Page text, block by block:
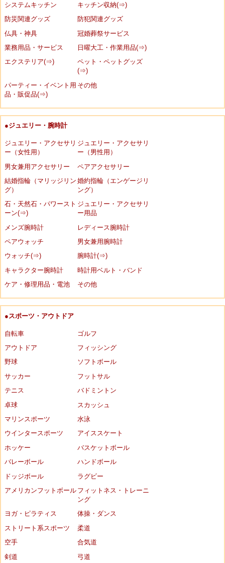
システムキッチン
キッチン収納(⇒)
防災関連グッズ
防犯関連グッズ
仏具・神具
冠婚葬祭サービス
業務用品・サービス
日曜大工・作業用品(⇒)
エクステリア(⇒)
ペット・ペットグッズ
(⇒)
パーティー・イベント用
品・販促品(⇒)
その他
●ジュエリー・腕時計
ジュエリー・アクセサリ
ー（女性用）
ジュエリー・アクセサリ
ー（男性用）
男女兼用アクセサリー
ペアアクセサリー
結婚指輪（マリッジリン
グ）
婚約指輪（エンゲージリ
ング）
石・天然石・パワースト
ーン(⇒)
ジュエリー・アクセサリ
ー用品
メンズ腕時計
レディース腕時計
ペアウォッチ
男女兼用腕時計
ウォッチ(⇒)
腕時計(⇒)
キャラクター腕時計
時計用ベルト・バンド
ケア・修理用品・電池
その他
●スポーツ・アウトドア
自転車
ゴルフ
アウトドア
フィッシング
野球
ソフトボール
サッカー
フットサル
テニス
バドミントン
卓球
スカッシュ
マリンスポーツ
水泳
ウインタースポーツ
アイススケート
ホッケー
バスケットボール
バレーボール
ハンドボール
ドッジボール
ラグビー
アメリカンフットボール フィットネス・トレーニ
ング
ヨガ・ピラティス
体操・ダンス
ストリート系スポーツ
柔道
空手
合気道
剣道
弓道